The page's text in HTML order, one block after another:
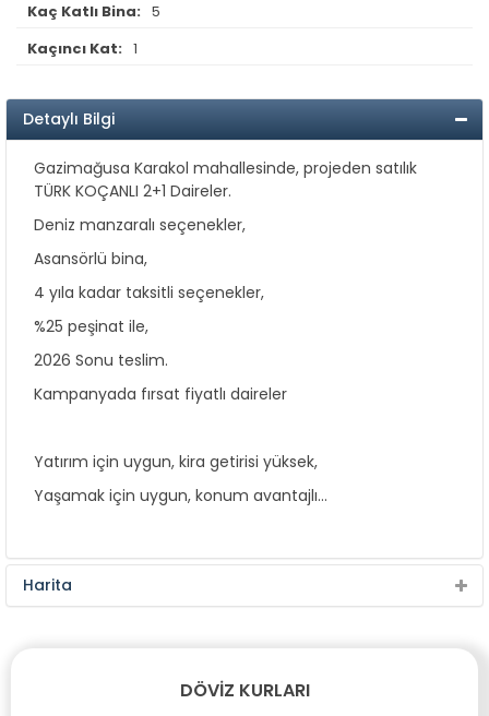
Kaç Katlı Bina: 5
Kaçıncı Kat: 1
Detaylı Bilgi
Gazimağusa Karakol mahallesinde, projeden satılık
TÜRK KOÇANLI 2+1 Daireler.
Deniz manzaralı seçenekler,
Asansörlü bina,
4 yıla kadar taksitli seçenekler,
%25 peşinat ile,
2026 Sonu teslim.
Kampanyada fırsat fiyatlı daireler
Yatırım için uygun, kira getirisi yüksek,
Yaşamak için uygun, konum avantajlı...
Harita
DÖVIZ KURLARI